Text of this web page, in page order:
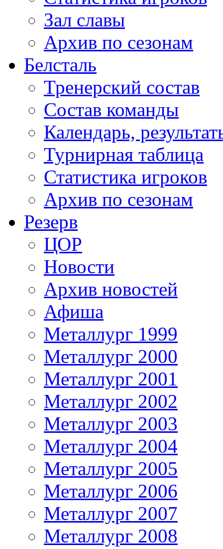
Зал славы
Архив по сезонам
Белсталь
Тренерский состав
Состав команды
Календарь,
Турнирная таблица
Статистика игроков
Архив по сезонам
Резерв
ЦОР
Новости
Архив новостей
Афиша
Металлург 1999
Металлург 2000
Металлург 2001
Металлург 2002
Металлург 2003
Металлург 2004
Металлург 2005
Металлург 2006
Металлург 2007
Металлург 2008